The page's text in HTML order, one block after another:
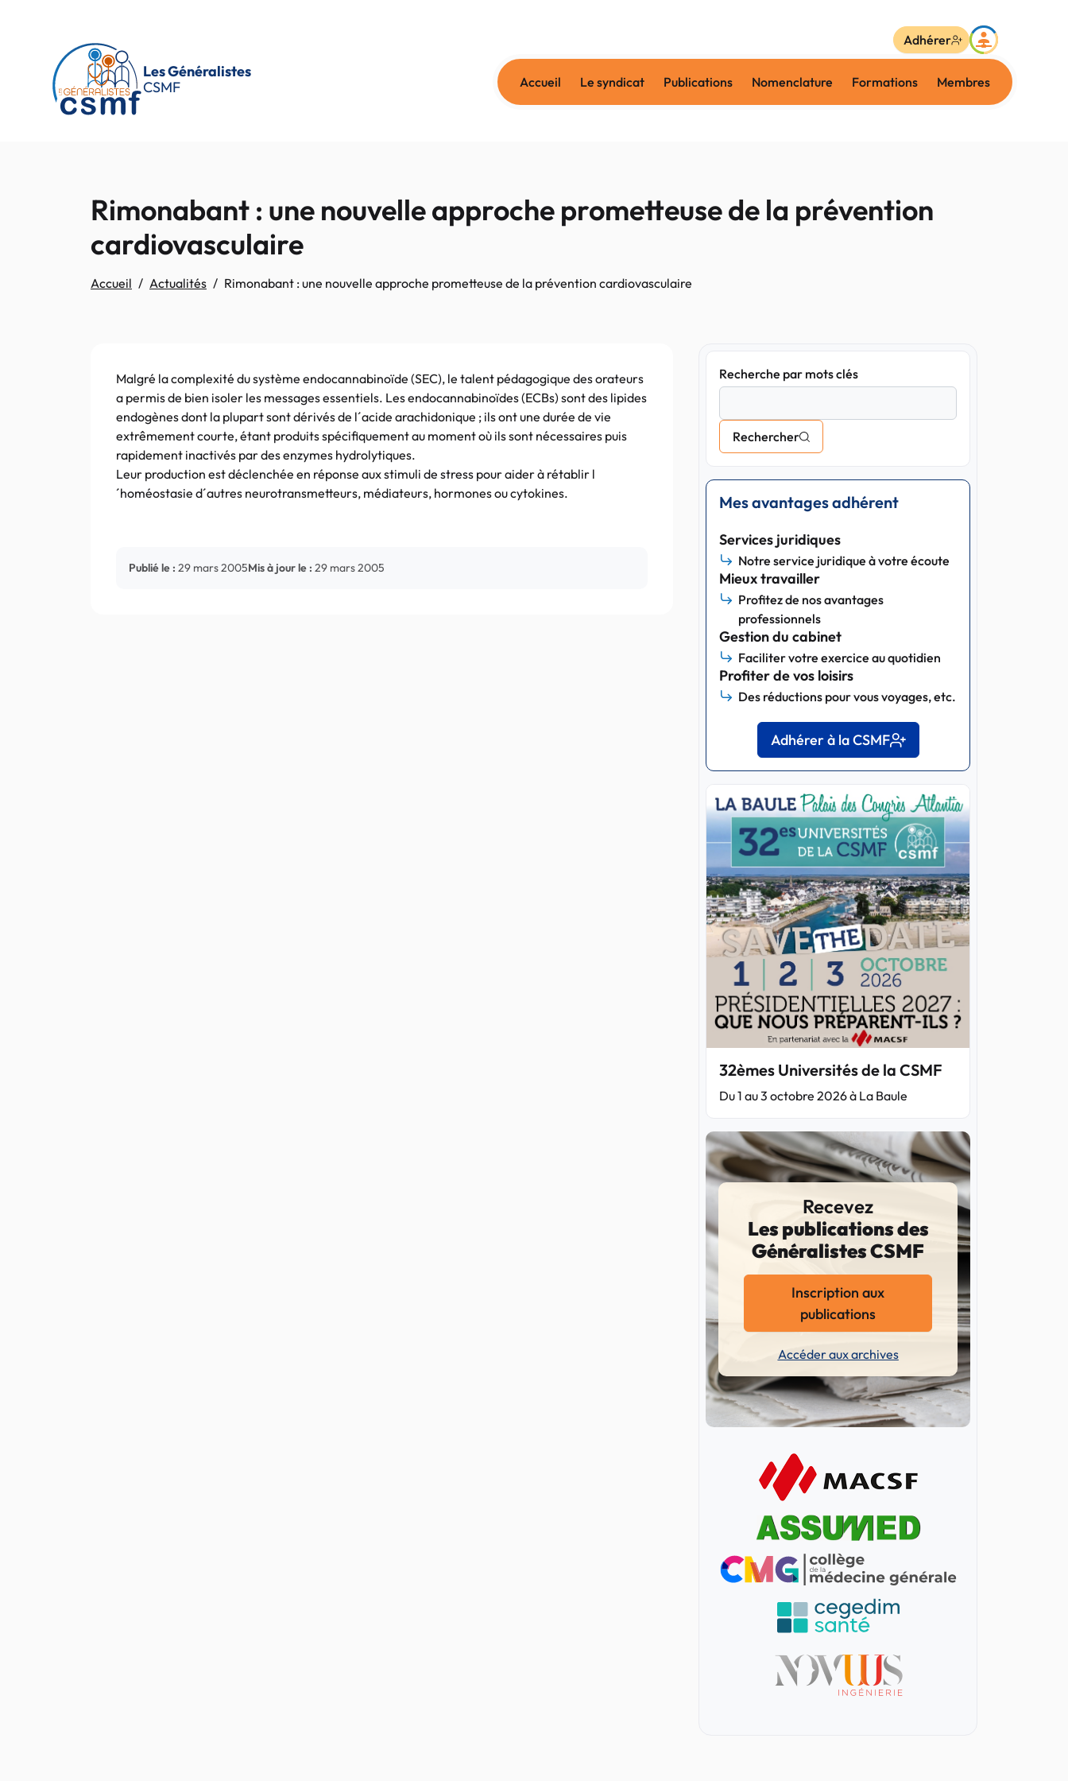
Les Généralistes
CSMF
Accueil Le syndicat Publications Nomenclature Formations Membres
Adhérer
Rimonabant : une nouvelle approche prometteuse de la prévention
cardiovasculaire
Accueil Actualités Rimonabant : une nouvelle approche prometteuse de la prévention cardiovasculaire
Malgré la complexité du système endocannabinoïde (SEC), le talent pédagogique des orateurs
a permis de bien isoler les messages essentiels. Les endocannabinoïdes (ECBs) sont des lipides
endogènes dont la plupart sont dérivés de l´acide arachidonique ; ils ont une durée de vie
extrêmement courte, étant produits spécifiquement au moment où ils sont nécessaires puis
rapidement inactivés par des enzymes hydrolytiques.
Leur production est déclenchée en réponse aux stimuli de stress pour aider à rétablir l
´homéostasie d´autres neurotransmetteurs, médiateurs, hormones ou cytokines.
Publié le : 29 mars 2005Mis à jour le : 29 mars 2005
Recherche par mots clés
Rechercher
Mes avantages adhérent
Services juridiques
Notre service juridique à votre écoute
Mieux travailler
Profitez de nos avantages
professionnels
Gestion du cabinet
Faciliter votre exercice au quotidien
Profiter de vos loisirs
Des réductions pour vous voyages, etc.
Adhérer à la CSMF
32èmes Universités de la CSMF
Du 1 au 3 octobre 2026 à La Baule
Recevez
Les publications des
Généralistes CSMF
Inscription aux
publications
Accéder aux archives